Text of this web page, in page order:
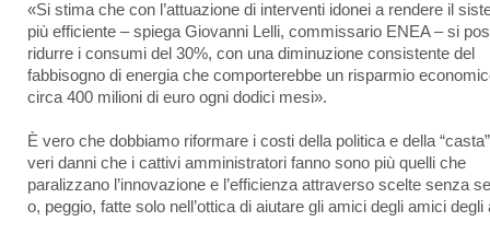
«Si stima che con l’attuazione di interventi idonei a rendere il
più efficiente – spiega Giovanni Lelli, commissario ENEA – si
ridurre i consumi del 30%, con una diminuzione consistente del
fabbisogno di energia che comporterebbe un risparmio
circa 400 milioni di euro ogni dodici mesi».
È vero che dobbiamo riformare i costi della politica e della
veri danni che i cattivi amministratori fanno sono più quelli che
paralizzano l’innovazione e l’efficienza attraverso scelte senza
o, peggio, fatte solo nell’ottica di aiutare gli amici degli amici degli